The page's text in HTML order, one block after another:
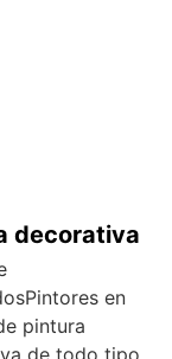
decorativa
en
pintura
de todo tipo